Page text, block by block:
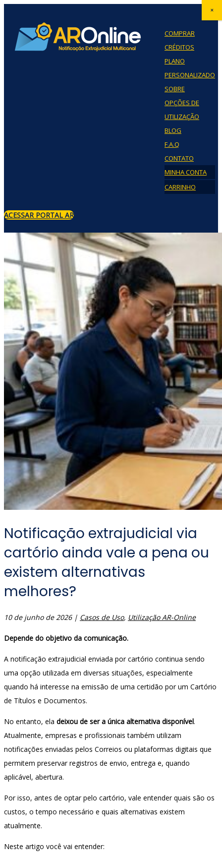
COMPRAR
CRÉDITOS
PLANO
PERSONALIZADO
SOBRE
OPÇÕES DE
UTILIZAÇÃO
BLOG
F.A.Q
CONTATO
MINHA CONTA
CARRINHO
ACESSAR PORTAL AR
Notificação extrajudicial via
cartório ainda vale a pena ou
existem alternativas
melhores?
10 de junho de 2026| Casos de Uso, Utilização AR-Online
Depende do objetivo da comunicação.
A notificação extrajudicial enviada por cartório continua sendo
uma opção utilizada em diversas situações, especialmente
quando há interesse na emissão de uma certidão por um Cartório
de Títulos e Documentos.
No entanto, ela deixou de ser a única alternativa disponível.
Atualmente, empresas e profissionais também utilizam
notificações enviadas pelos Correios ou plataformas digitais que
permitem preservar registros de envio, entrega e, quando
aplicável, abertura.
Por isso, antes de optar pelo cartório, vale entender quais são os
custos, o tempo necessário e quais alternativas existem
atualmente.
Neste artigo você vai entender:
×